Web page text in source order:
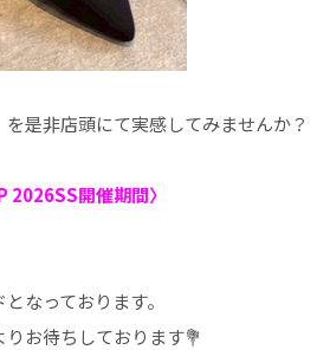
を是非店頭にて実感してみませんか？
2026SS開催期間〉
なっております。
お待ちしております💐